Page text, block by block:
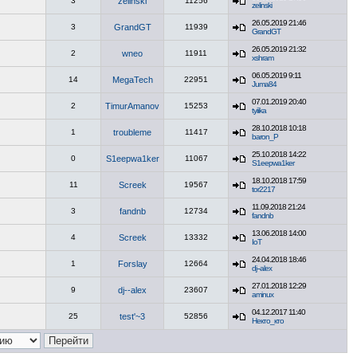
zelinski
3 GrandGT 11939
26.05.2019 21:46
GrandGT
2 wneo 11911
26.05.2019 21:32
xshram
14 MegaTech 22951
06.05.2019 9:11
Juma84
2 TimurAmanov 15253
07.01.2019 20:40
tyiiika
1 troubleme 11417
28.10.2018 10:18
baron_P
0 S1eepwa1ker 11067
25.10.2018 14:22
S1eepwa1ker
11 Screek 19567
18.10.2018 17:59
tor2217
3 fandnb 12734
11.09.2018 21:24
fandnb
4 Screek 13332
13.06.2018 14:00
IoT
1 Forslay 12664
24.04.2018 18:46
dj--alex
9 dj--alex 23607
27.01.2018 12:29
aminux
25 test'~3 52856
04.12.2017 11:40
Некто_кто